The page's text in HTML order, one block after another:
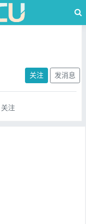
关注 发消息
关注